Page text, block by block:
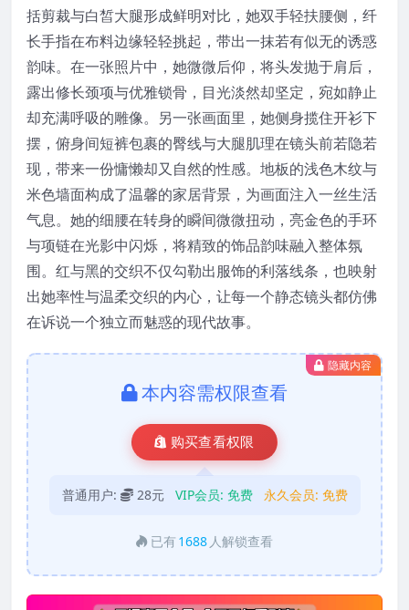
括剪裁与白皙大腿形成鲜明对比，她双手轻扶腰侧，纤
长手指在布料边缘轻轻挑起，带出一抹若有似无的诱惑
韵味。在一张照片中，她微微后仰，将头发抛于肩后，
露出修长颈项与优雅锁骨，目光淡然却坚定，宛如静止
却充满呼吸的雕像。另一张画面里，她侧身揽住开衫下
摆，俯身间短裤包裹的臀线与大腿肌理在镜头前若隐若
现，带来一份慵懒却又自然的性感。地板的浅色木纹与
米色墙面构成了温馨的家居背景，为画面注入一丝生活
气息。她的细腰在转身的瞬间微微扭动，亮金色的手环
与项链在光影中闪烁，将精致的饰品韵味融入整体氛
围。红与黑的交织不仅勾勒出服饰的利落线条，也映射
出她率性与温柔交织的内心，让每一个静态镜头都仿佛
在诉说一个独立而魅惑的现代故事。
隐藏内容
本内容需权限查看
购买查看权限
普通用户: 28元 VIP会员: 免费 永久会员: 免费
已有 1688 人解锁查看